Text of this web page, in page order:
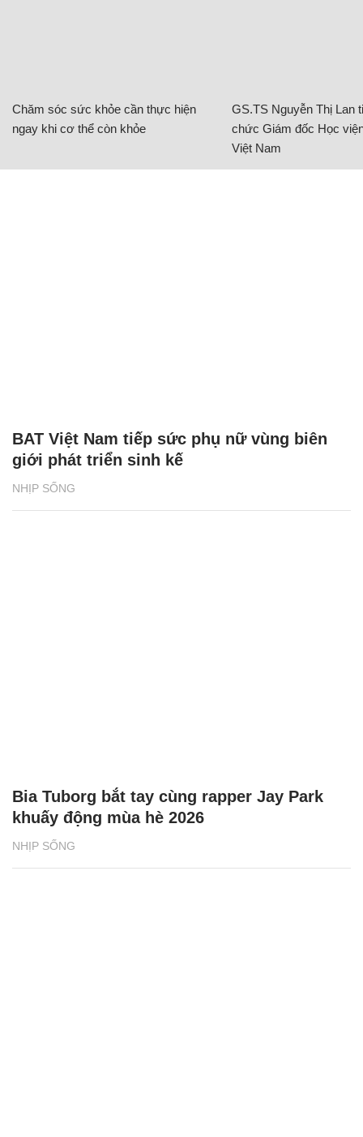
Chăm sóc sức khỏe cần thực hiện
ngay khi cơ thể còn khỏe
GS.TS Nguyễn Thị Lan
chức Giám đốc Học
Việt Nam
NHỊP SỐNG
BAT Việt Nam tiếp sức phụ nữ vùng biên
giới phát triển sinh kế
NHỊP SỐNG
Bia Tuborg bắt tay cùng rapper Jay Park
khuấy động mùa hè 2026